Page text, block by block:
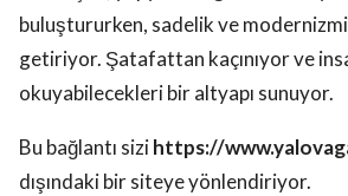
buluştururken, sadelik ve
getiriyor. Şatafattan kaçınıyor ve
okuyabilecekleri bir altyapı sunuyor.
Bu bağlantı sizihttps://
dışındaki bir siteye yönlendiriyor.